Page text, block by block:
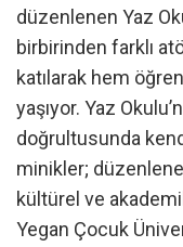
düzenlenen Yaz
birbirinden farklı
katılarak hem
yaşıyor. Yaz
doğrultusunda
minikler;
kültürel ve
Yegan Çocuk